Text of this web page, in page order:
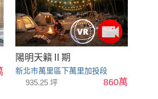
陽明天籟Ⅱ期
新北市萬里區下萬里加投段
860萬
935.25 坪